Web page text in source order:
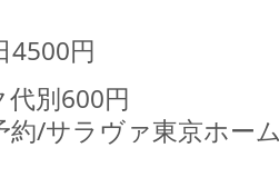
4500円
別600円
約/サラヴァ東京ホー